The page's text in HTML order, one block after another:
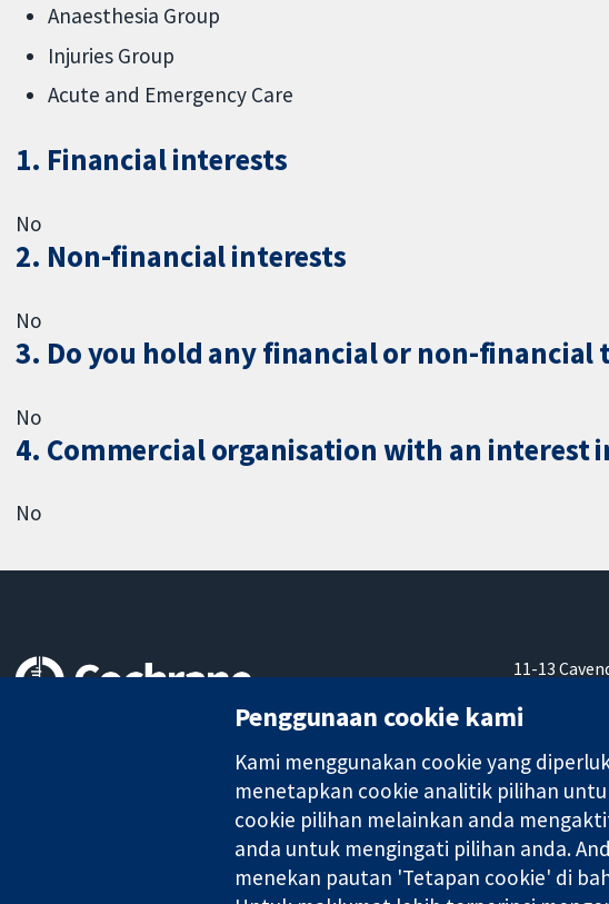
Anaesthesia Group
Injuries Group
Acute and Emergency Care
1. Financial interests
No
2. Non-financial interests
No
3. Do you hold any financial or non-
No
4. Commercial organisation with an interest
No
11-13
W1G 0AN
Kolaborasi Cochrane ialah sebuah badan amal (no. 1045921) dan sebuah
Penggunaan cookie kami
Kami menggunakan cookie yang
menetapkan cookie analitik pilihan
cookie pilihan melainkan anda
anda untuk mengingati pilihan anda.
menekan pautan 'Tetapan cookie' di